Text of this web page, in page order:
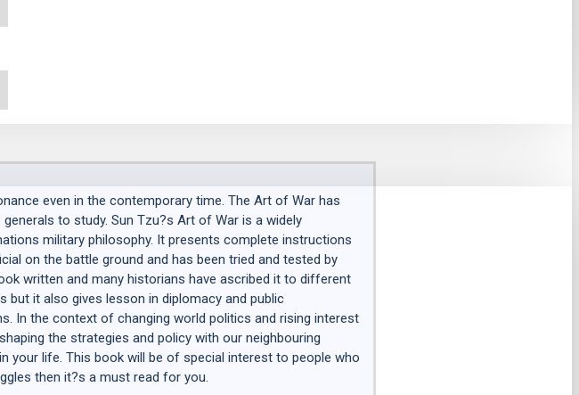
even in the contemporary time. The Art of War has
to study. Sun Tzu?s Art of War is a widely
military philosophy. It presents complete instructions
on the battle ground and has been tried and tested by
written and many historians have ascribed it to different
it also gives lesson in diplomacy and public
In the context of changing world politics and rising interest
the strategies and policy with our neighbouring
your life. This book will be of special interest to people who
then it?s a must read for you.